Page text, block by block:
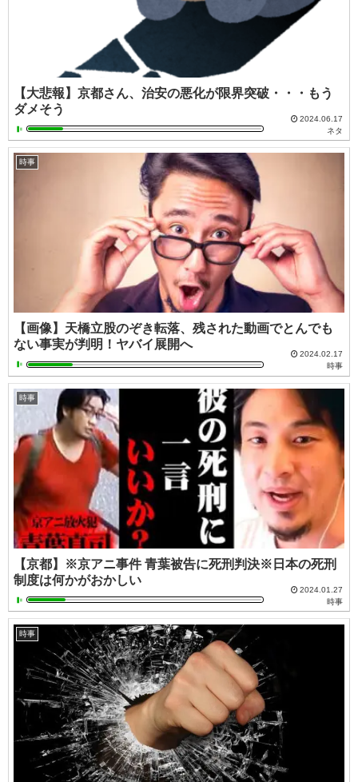
【大悲報】京都さん、治安の悪化が限界突破・・・もう
ダメそう
2024.06.17
ネタ
時事
【画像】天橋立股のぞき転落、残された動画でとんでも
ない事実が判明！ヤバイ展開へ
2024.02.17
時事
時事
【京都】※京アニ事件 青葉被告に死刑判決※日本の死刑
制度は何かがおかしい
2024.01.27
時事
時事